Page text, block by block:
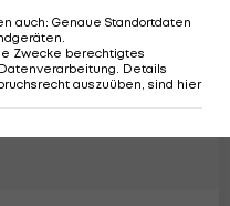
auch: Genaue Standortdaten
Zwecke berechtigtes
Details
auszuüben, sind hier